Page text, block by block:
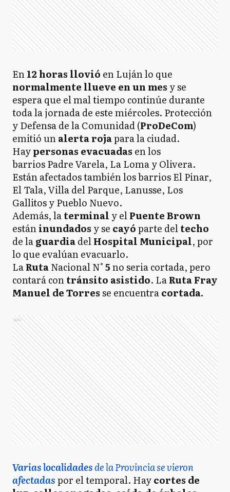
En12 horas llovió en Luján lo que
normalmente llueve en un mes y se
espera que el mal tiempo continúe durante
toda la jornada de este miércoles. Protección
y Defensa de la Comunidad (ProDeCom)
emitió unalerta rojapara la ciudad.
Haypersonas evacuadas en los
barrios Padre Varela, La Loma y Olivera.
Están afectados también los barrios El Pinar,
El Tala, Villa del Parque, Lanusse, Los
Gallitos y Pueblo Nuevo.
Además, laterminal y elPuente Brown
estáninundados y se cayóparte deltecho
de laguardiadelHospital Municipal, por
lo que evalúan evacuarlo.
LaRutaNacional N°5no seria cortada, pero
contará contránsito asistido. LaRuta Fray
Manuel de Torresse encuentracortada.
Ads
Varias localidadesde la Provincia se vieron
afectadaspor el temporal. Haycortes de